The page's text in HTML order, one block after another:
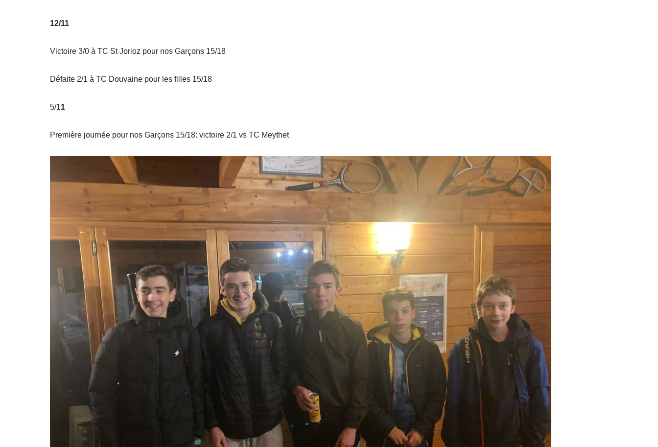
12/11
Victoire 3/0 à TC St Jorioz pour nos Garçons 15/18
Défaite 2/1 à TC Douvaine pour les filles 15/18
5/11
Première journée pour nos Garçons 15/18: victoire 2/1 vs TC Meythet